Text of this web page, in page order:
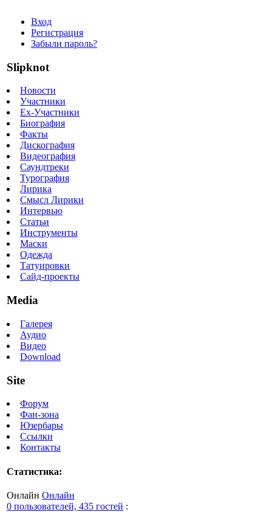
Вход
Регистрация
Забыли пароль?
Slipknot
Новости
Участники
Ex-Участники
Биография
Факты
Дискография
Видеография
Саундтреки
Турография
Лирика
Смысл Лирики
Интервью
Статьи
Инструменты
Маски
Одежда
Татуировки
Сайд-проекты
Media
Галерея
Аудио
Видео
Download
Site
Форум
Фан-зона
Юзербары
Ссылки
Контакты
Статистика:
Онлайн Онлайн
0 пользователей, 435 гостей :